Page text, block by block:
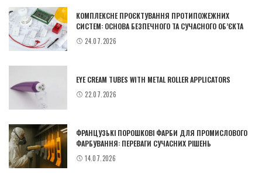
КОМПЛЕКСНЕ ПРОЄКТУВАННЯ ПРОТИПОЖЕЖНИХ
СИСТЕМ: ОСНОВА БЕЗПЕЧНОГО ТА СУЧАСНОГО ОБ’ЄКТА
24.07.2026
EYE CREAM TUBES WITH METAL ROLLER APPLICATORS
22.07.2026
ФРАНЦУЗЬКІ ПОРОШКОВІ ФАРБИ ДЛЯ ПРОМИСЛОВОГО
ФАРБУВАННЯ: ПЕРЕВАГИ СУЧАСНИХ РІШЕНЬ
14.07.2026